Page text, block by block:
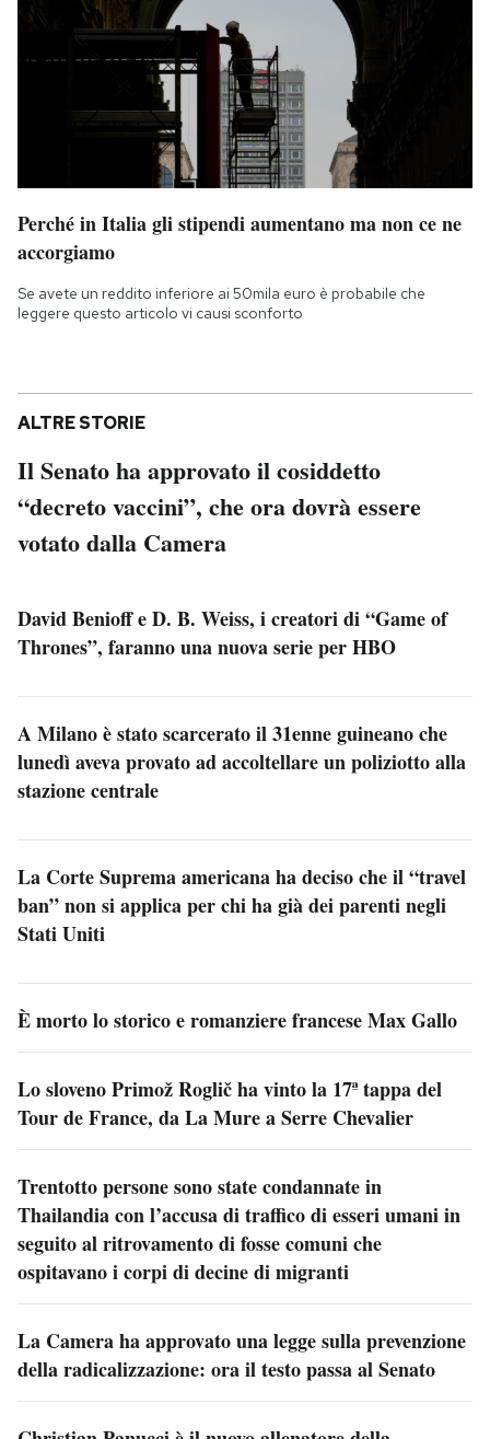
Perché in Italia gli stipendi aumentano ma non ce ne
accorgiamo
Se avete un reddito inferiore ai 50mila euro è probabile che
leggere questo articolo vi causi sconforto
ALTRE STORIE
Il Senato ha approvato il cosiddetto
“decreto vaccini”, che ora dovrà essere
votato dalla Camera
David Benioff e D. B. Weiss, i creatori di “Game of
Thrones”, faranno una nuova serie per HBO
A Milano è stato scarcerato il 31enne guineano che
lunedì aveva provato ad accoltellare un poliziotto alla
stazione centrale
La Corte Suprema americana ha deciso che il “travel
ban” non si applica per chi ha già dei parenti negli
Stati Uniti
È morto lo storico e romanziere francese Max Gallo
Lo sloveno Primož Roglič ha vinto la 17ª tappa del
Tour de France, da La Mure a Serre Chevalier
Trentotto persone sono state condannate in
Thailandia con l’accusa di traffico di esseri umani in
seguito al ritrovamento di fosse comuni che
ospitavano i corpi di decine di migranti
La Camera ha approvato una legge sulla prevenzione
della radicalizzazione: ora il testo passa al Senato